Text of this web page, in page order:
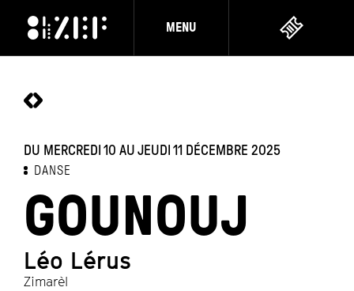
MENU
DU MERCREDI 10 AU JEUDI 11 DÉCEMBRE 2025
DANSE
GOUNOUJ
Léo Lérus
Zimarèl